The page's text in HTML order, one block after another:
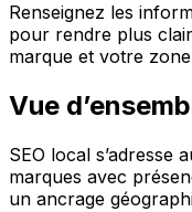
Renseignez les
pour rendre plus
marque et votre
Vue
SEO local s’adresse
marques avec
un ancrage